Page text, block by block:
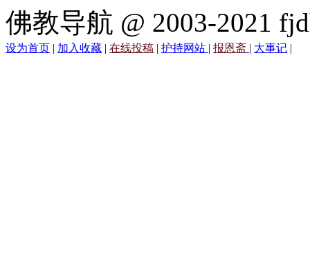
佛教导航 @ 2003-2021
设为首页 | 加入收藏 | 在线投稿 | 护持网站 | 报恩斋 | 大事记 |